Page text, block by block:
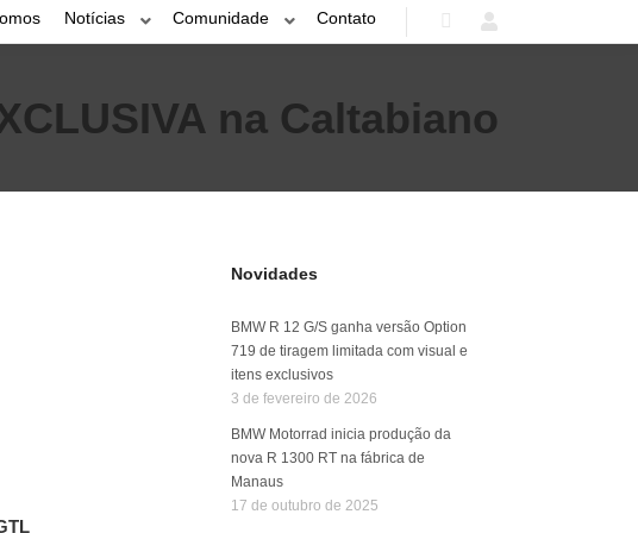
Notícias Comunidade Contato
Pesquisa
na Caltabiano
Novidades
BMW R 12 G/S ganha versão Option
719 de tiragem limitada com visual e
itens exclusivos
3 de fevereiro de 2026
BMW Motorrad inicia produção da
nova R 1300 RT na fábrica de
Manaus
17 de outubro de 2025